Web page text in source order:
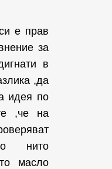
е прав
за
в
,да
идея по
,че на
нито
масло